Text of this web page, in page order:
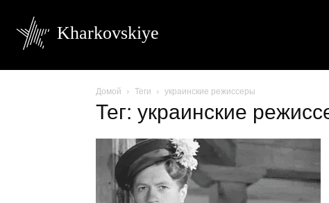
Kharkovskiye
Домой Теги украинские режиссеры
Тег: украинские